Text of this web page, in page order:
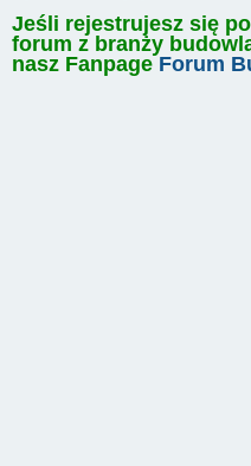
Jeśli rejestrujesz się
forum z branży
nasz Fanpage Forum